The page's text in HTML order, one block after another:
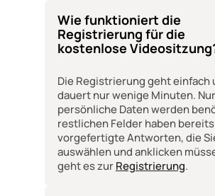
Wie funktioniert die
Registrierung für die
kostenlose
Die Registrierung geht einfach
dauert nur wenige Minuten.
persönliche Daten werden
restlichen Felder haben bereits
vorgefertigte Antworten, die
auswählen und anklicken
geht es zurRegistrierung.